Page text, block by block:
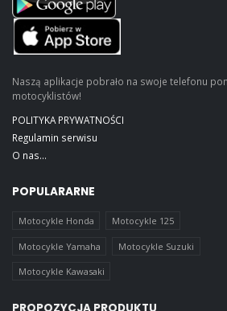
Naszą aplikacje pobrało na swoje telefonu
motocyklistów!
POLITYKA PRYWATNOŚCI
Regulamin serwisu
O nas...
POPULARARNE
Motocykle Honda Motocykle 125
Motocykle Yamaha Motocykle Suzuki
Motocykle Kawasaki